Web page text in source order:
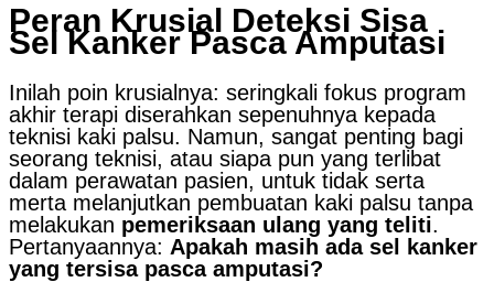
Peran Krusial Deteksi Sisa
Sel Kanker Pasca Amputasi
Inilah poin krusialnya: seringkali fokus program
akhir terapi diserahkan sepenuhnya kepada
teknisi kaki palsu. Namun, sangat penting bagi
seorang teknisi, atau siapa pun yang terlibat
dalam perawatan pasien, untuk tidak serta
merta melanjutkan pembuatan kaki palsu tanpa
melakukan pemeriksaan ulang yang teliti.
Pertanyaannya: Apakah masih ada sel kanker
yang tersisa pasca amputasi?